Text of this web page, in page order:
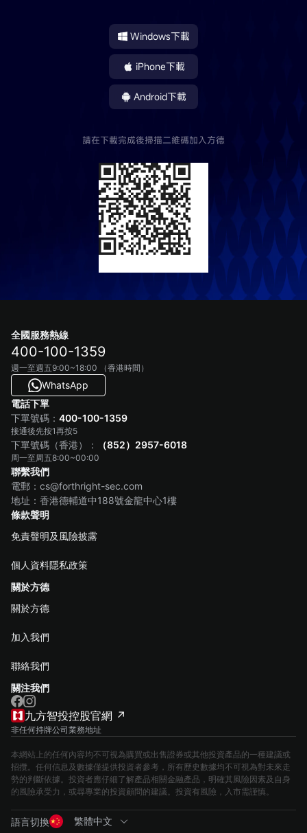
Windows下載
iPhone下載
Android下載
請在下載完成後掃描二維碼加入方德
全國服務熱線
400-100-1359
週一至週五9:00~18:00 （香港時間）
WhatsApp
電話下單
下單號碼： 400-100-1359
接通後先按1再按5
下單號碼（香港）： （852）2957-6018
周一至周五8:00~00:00
聯繫我們
電郵：cs@forthright-sec.com
地址：香港德輔道中188號金龍中心1樓
條款聲明
免責聲明及風險披露
個人資料隱私政策
關於方德
關於方德
加入我們
聯絡我們
關注我們
九方智投控股官網 ↗
非任何持牌公司業務地址
本網站上的任何內容均不可視為購買或出售證券或其他投資產品的一種建議或
招攬。任何信息及數據僅提供投資者參考，所有歷史數據均不可視為對未來走
勢的判斷依據。投資者應仔細了解產品相關金融產品，明確其風險因素及自身
的風險承受力，或尋專業的投資顧問的建議。投資有風險，入市需謹慎。
語言切換 繁體中文